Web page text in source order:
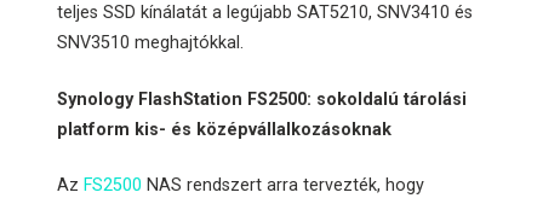
teljes SSD kínálatát a legújabb SAT5210, SNV3410 és
SNV3510 meghajtókkal.
Synology FlashStation FS2500: sokoldalú tárolási
platform kis- és középvállalkozásoknak
Az FS2500 NAS rendszert arra tervezték, hogy